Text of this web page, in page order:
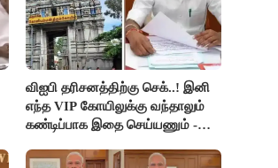
விஐபி தரிசனத்திற்கு செக்..! இனி
எந்த VIP கோயிலுக்கு வந்தாலும்
கண்டிப்பாக இதை செய்யணும் -